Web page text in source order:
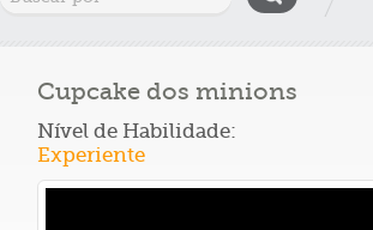
Cupcake dos minions
Nível de Habilidade:
Experiente